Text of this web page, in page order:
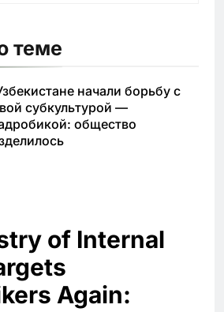
теме
начали борьбу с
субкультурой —
общество
of Internal
Again: